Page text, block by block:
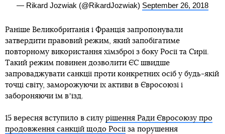
— Rikard Jozwiak (@RikardJozwiak) September 26, 2018
Раніше Великобританія і Франція запропонували
затвердити правовий режим, який запобігатиме
повторному використання хімзброї з боку Росії та Сирії.
Такий режим повинен дозволити ЄС швидше
запроваджувати санкції проти конкретних осіб у будь-якій
точці світу, заморожуючи їх активи в Євросоюзі і
забороняючи їм вʼїзд.
15 вересня вступило в силу рішення Ради Євросоюзу про
продовження санкцій щодо Росії за порушення